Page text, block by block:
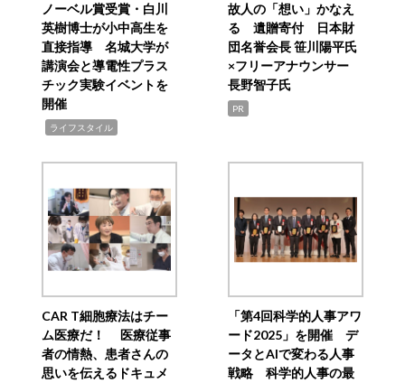
ノーベル賞受賞・白川
英樹博士が小中高生を
直接指導 名城大学が
講演会と導電性プラス
チック実験イベントを
開催
ライフスタイル
故人の「想い」かなえ
る 遺贈寄付 日本財
団名誉会長 笹川陽平氏
×フリーアナウンサー
長野智子氏
PR
CAR T細胞療法はチー
ム医療だ！ 医療従事
者の情熱、患者さんの
思いを伝えるドキュメ
「第4回科学的人事アワ
ード2025」を開催 デ
ータとAIで変わる人事
戦略 科学的人事の最